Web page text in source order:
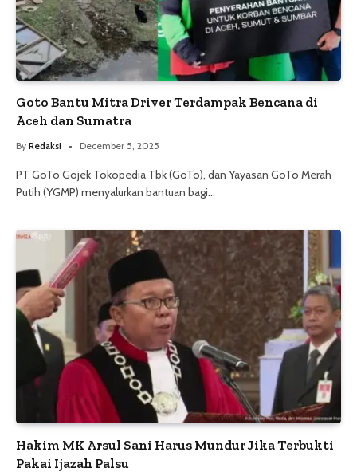
Goto Bantu Mitra Driver Terdampak Bencana di
Aceh dan Sumatra
By Redaksi December 5, 2025
PT GoTo Gojek Tokopedia Tbk (GoTo), dan Yayasan GoTo Merah
Putih (YGMP) menyalurkan bantuan bagi…
Hakim MK Arsul Sani Harus Mundur Jika Terbukti
Pakai Ijazah Palsu